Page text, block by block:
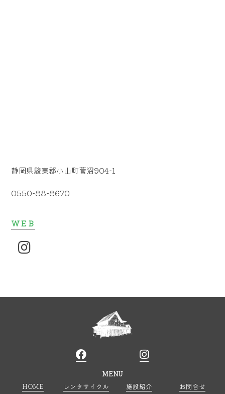
静岡県駿東郡小山町菅沼904-1
0550-88-8670
WEB
MENU
HOME
レンタサイクル 施設紹介 お問合せ